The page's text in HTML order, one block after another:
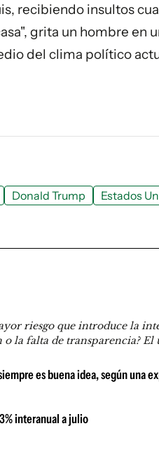
recibiendo insultos
grita un hombre en
del clima político
Donald Trump Estados
riesgo que introduce la
la falta de transparencia? El
es buena idea, según una
interanual a julio